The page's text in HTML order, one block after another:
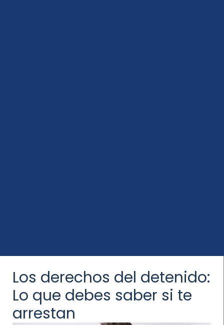
Los derechos del detenido:
Lo que debes saber si te
arrestan